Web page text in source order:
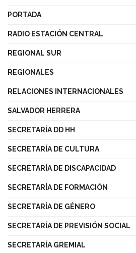
PORTADA
RADIO ESTACIÓN CENTRAL
REGIONAL SUR
REGIONALES
RELACIONES INTERNACIONALES
SALVADOR HERRERA
SECRETARÍA DD HH
SECRETARÍA DE CULTURA
SECRETARÍA DE DISCAPACIDAD
SECRETARÍA DE FORMACIÓN
SECRETARÍA DE GÉNERO
SECRETARÍA DE PREVISIÓN SOCIAL
SECRETARÍA GREMIAL